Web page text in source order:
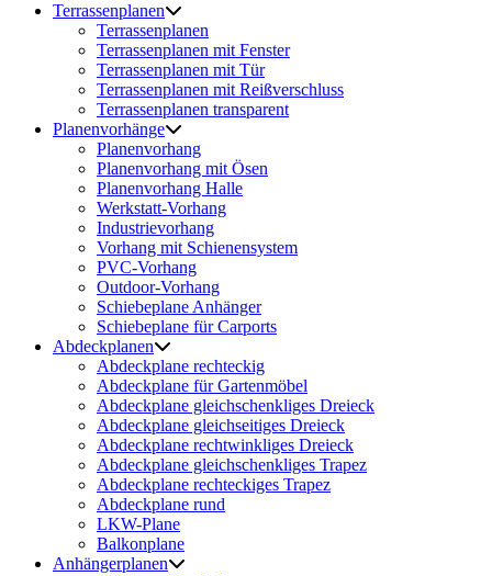
Terrassenplanen
Terrassenplanen
Terrassenplanen mit Fenster
Terrassenplanen mit Tür
Terrassenplanen mit Reißverschluss
Terrassenplanen transparent
Planenvorhänge
Planenvorhang
Planenvorhang mit Ösen
Planenvorhang Halle
Werkstatt-Vorhang
Industrievorhang
Vorhang mit Schienensystem
PVC-Vorhang
Outdoor-Vorhang
Schiebeplane Anhänger
Schiebeplane für Carports
Abdeckplanen
Abdeckplane rechteckig
Abdeckplane für Gartenmöbel
Abdeckplane gleichschenkliges Dreieck
Abdeckplane gleichseitiges Dreieck
Abdeckplane rechtwinkliges Dreieck
Abdeckplane gleichschenkliges Trapez
Abdeckplane rechteckiges Trapez
Abdeckplane rund
LKW-Plane
Balkonplane
Anhängerplanen